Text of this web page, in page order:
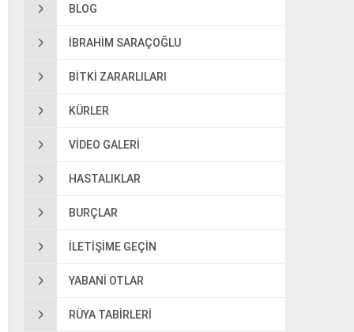
BLOG
IBRAHIM SARAÇOĞLU
BITKI ZARARLILARI
KÜRLER
VIDEO GALERI
HASTALIKLAR
BURÇLAR
ILETIŞIME GEÇIN
YABANI OTLAR
RÜYA TABIRLERI